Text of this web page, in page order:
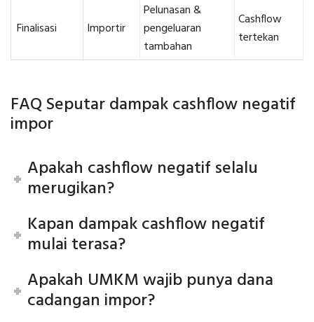
Finalisasi Importir
Pelunasan &
pengeluaran
tambahan
Cashflow
tertekan
FAQ Seputar dampak cashflow negatif
impor
Apakah cashflow negatif selalu
merugikan?
Kapan dampak cashflow negatif
mulai terasa?
Apakah UMKM wajib punya dana
cadangan impor?